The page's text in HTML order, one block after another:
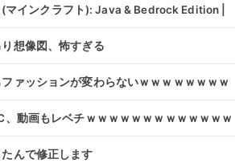
インクラフト): Java & Bedrock Edition |
り想像図、怖すぎる
ァッションが変わらないｗｗｗｗｗｗｗｗ
、動画もレベチｗｗｗｗｗｗｗｗｗｗｗｗｗ
んで修正します